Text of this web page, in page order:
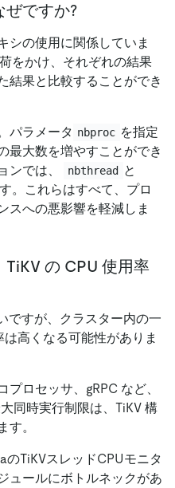
ぜですか?
シの使用に関係していま
をかけ、それぞれの結果
結果と比較することができ
パラメータ nbproc を指定
最大数を増やすことができ
ンでは、
nbthread と
。これらはすべて、プロ
スへの悪影響を軽減しま
TiKV の CPU 使用率
ですが、クラスター内の一
高くなる可能性がありま
ロセッサ、gRPC など、
同時実行制限は、TiKV 構
す。
TiKVスレッドCPUモニタ
ュールにボトルネックがあ